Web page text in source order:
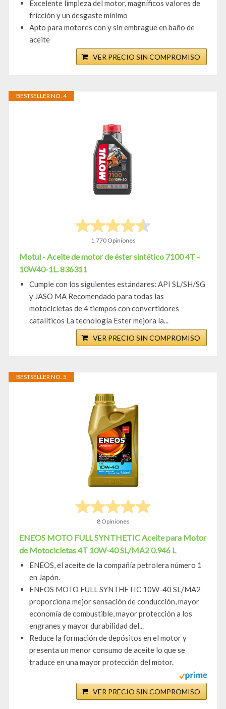
Excelente limpieza del motor, magníficos valores de
fricción y un desgaste mínimo
Apto para motores con y sin embrague en baño de
aceite
VER PRECIO SIN COMPROMISO
BESTSELLER NO. 4
1,770 Opiniones
Motul - Aceite de motor de éster sintético 7100 4T -
10W40-1L. 836311
Cumple con los siguientes estándares: API SL/SH/SG
y JASO MA Recomendado para todas las
motocicletas de 4 tiempos con convertidores
catalíticos La tecnología Ester mejora la...
VER PRECIO SIN COMPROMISO
BESTSELLER NO. 5
8 Opiniones
ENEOS MOTO FULL SYNTHETIC Aceite para Motor
de Motocicletas 4T 10W-40 SL/MA2 0.946 L
ENEOS, el aceite de la compañía petrolera número 1
en Japón.
ENEOS MOTO FULL SYNTHETIC 10W-40 SL/MA2
proporciona mejor sensación de conducción, mayor
economía de combustible, mayor protección a los
engranes y mayor durabilidad del...
Reduce la formación de depósitos en el motor y
presenta un menor consumo de aceite lo que se
traduce en una mayor protección del motor.
VER PRECIO SIN COMPROMISO